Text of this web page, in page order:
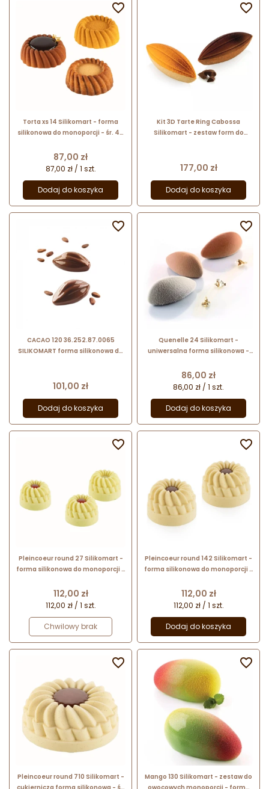
Torta xs 14 Silikomart - forma
silikonowa do monoporcji - śr. 40
Cena
87,00 zł
87,00 zł / 1 szt.
Dodaj do koszyka

Kit 3D Tarte Ring Cabossa
Silikomart - zestaw form do
Cena
177,00 zł
Dodaj do koszyka

CACAO 120 36.252.87.0065
SILIKOMART forma silikonowa do
Cena
101,00 zł
Dodaj do koszyka

Quenelle 24 Silikomart -
uniwersalna forma silikonowa -
110 ml x 8 porcji
Cena
86,00 zł
86,00 zł / 1 szt.
Dodaj do koszyka

Pleincoeur round 27 Silikomart -
forma silikonowa do monoporcji -
porcji
Cena
112,00 zł
112,00 zł / 1 szt.
Chwilowy brak

Pleincoeur round 142 Silikomart -
forma silikonowa do monoporcji -
6 porcji
Cena
112,00 zł
112,00 zł / 1 szt.
Dodaj do koszyka

Pleincoeur round 710 Silikomart -

Mango 130 Silikomart - zestaw do
